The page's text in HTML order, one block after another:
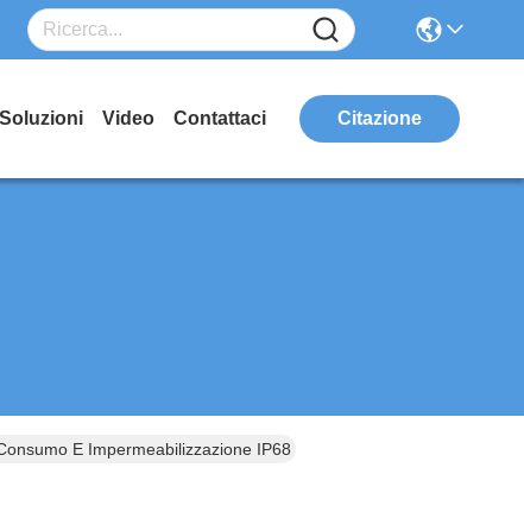
Soluzioni Video Contattaci Citazione
E Impermeabilizzazione IP68